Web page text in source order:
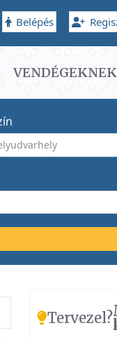
Belépés
VENDÉGEKNEK
Tervezel?